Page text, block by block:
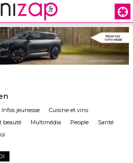
Infos jeunesse
Cuisine et vins
beauté Multimédia People
Santé